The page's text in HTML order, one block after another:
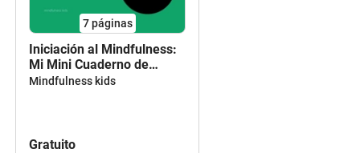
7páginas
Iniciación al Mindfulness:
Mi Mini Cuaderno de
Respiraciones
Mindfulness kids
Gratuito